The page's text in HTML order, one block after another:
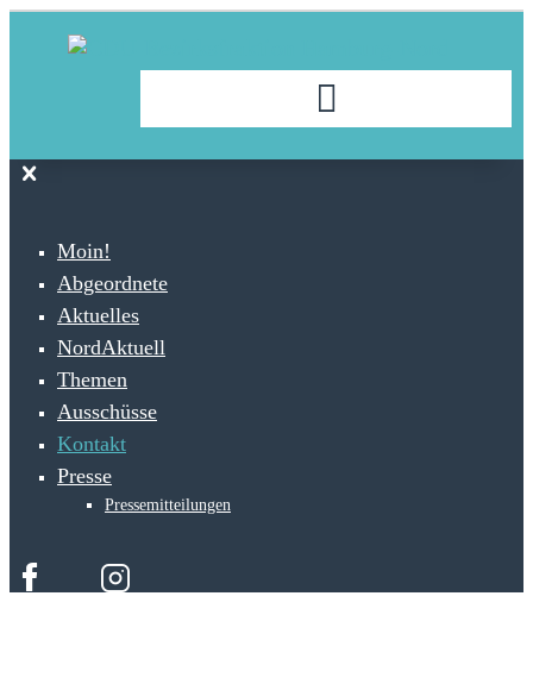
Moin!
Abgeordnete
Aktuelles
NordAktuell
Themen
Ausschüsse
Kontakt
Presse
Pressemitteilungen